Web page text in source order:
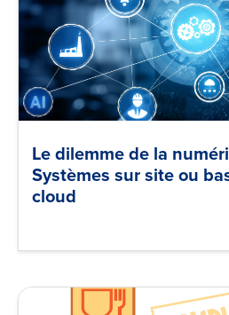
Le dilemme de la
Systèmes sur site ou
cloud